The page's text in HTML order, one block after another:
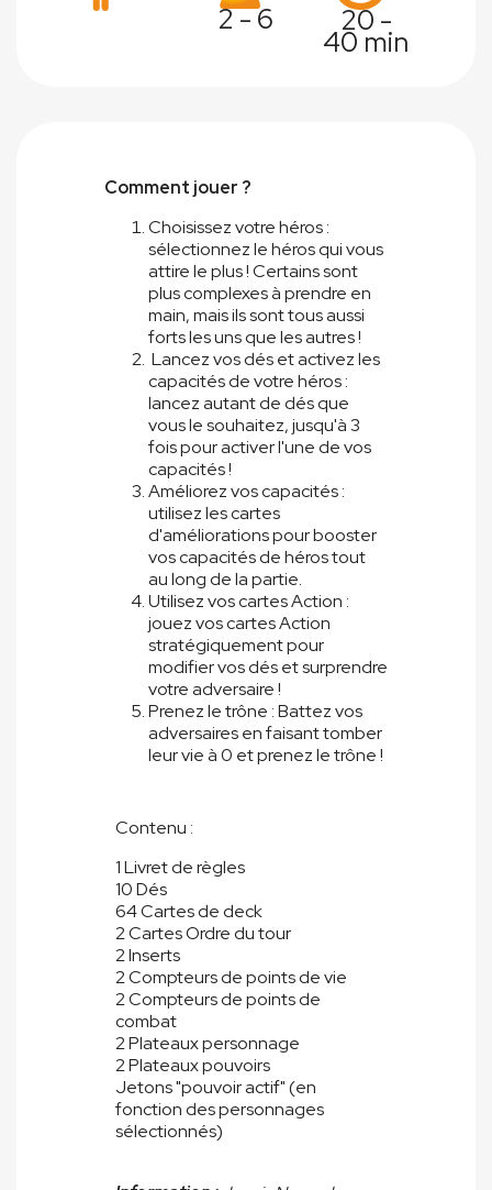
2 - 6
20 -
40 min
Comment jouer ?
Choisissez votre héros :
sélectionnez le héros qui vous
attire le plus ! Certains sont
plus complexes à prendre en
main, mais ils sont tous aussi
forts les uns que les autres !
Lancez vos dés et activez les
capacités de votre héros :
lancez autant de dés que
vous le souhaitez, jusqu'à 3
fois pour activer l'une de vos
capacités !
Améliorez vos capacités :
utilisez les cartes
d'améliorations pour booster
vos capacités de héros tout
au long de la partie.
Utilisez vos cartes Action :
jouez vos cartes Action
stratégiquement pour
modifier vos dés et surprendre
votre adversaire !
Prenez le trône : Battez vos
adversaires en faisant tomber
leur vie à 0 et prenez le trône !
Contenu :
1 Livret de règles
10 Dés
64 Cartes de deck
2 Cartes Ordre du tour
2 Inserts
2 Compteurs de points de vie
2 Compteurs de points de
combat
2 Plateaux personnage
2 Plateaux pouvoirs
Jetons "pouvoir actif" (en
fonction des personnages
sélectionnés)